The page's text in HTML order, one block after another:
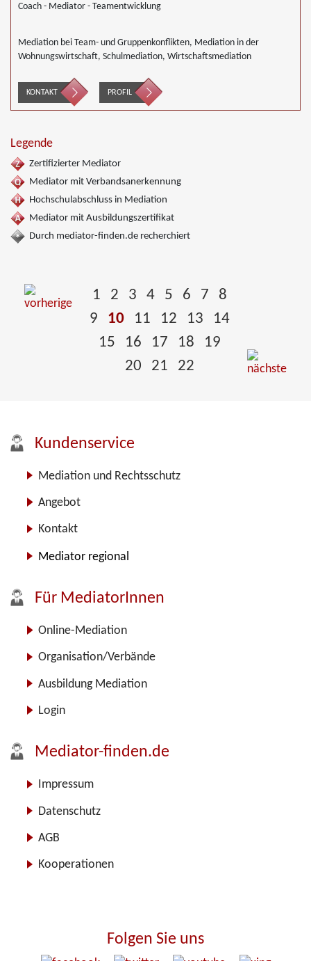
Coach - Mediator - Teamentwicklung
Mediation bei Team- und Gruppenkonflikten, Mediation in der
Wohnungswirtschaft, Schulmediation, Wirtschaftsmediation
KONTAKT PROFIL
Legende
Zertifizierter Mediator
Mediator mit Verbandsanerkennung
Hochschulabschluss in Mediation
Mediator mit Ausbildungszertifikat
Durch mediator-finden.de recherchiert
1 2 3 4 5 6 7
8
9
10 11 12 13
14
15
16 17 18
19
20
21 22
Kundenservice
Mediation und Rechtsschutz
Angebot
Kontakt
Mediator regional
Für MediatorInnen
Online-Mediation
Organisation/Verbände
Ausbildung Mediation
Login
Mediator-finden.de
Impressum
Datenschutz
AGB
Kooperationen
Folgen Sie uns